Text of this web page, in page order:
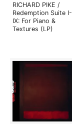
RICHARD PIKE /
Redemption Suite I-
IX: For Piano &
Textures (LP)